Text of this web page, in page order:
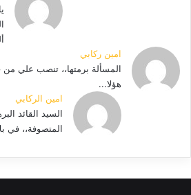
امين ركابي
المسألة برمتها،، تنصب علي من
هؤلا...
امين الركابي
السيد القائد
المتصوفة،، في